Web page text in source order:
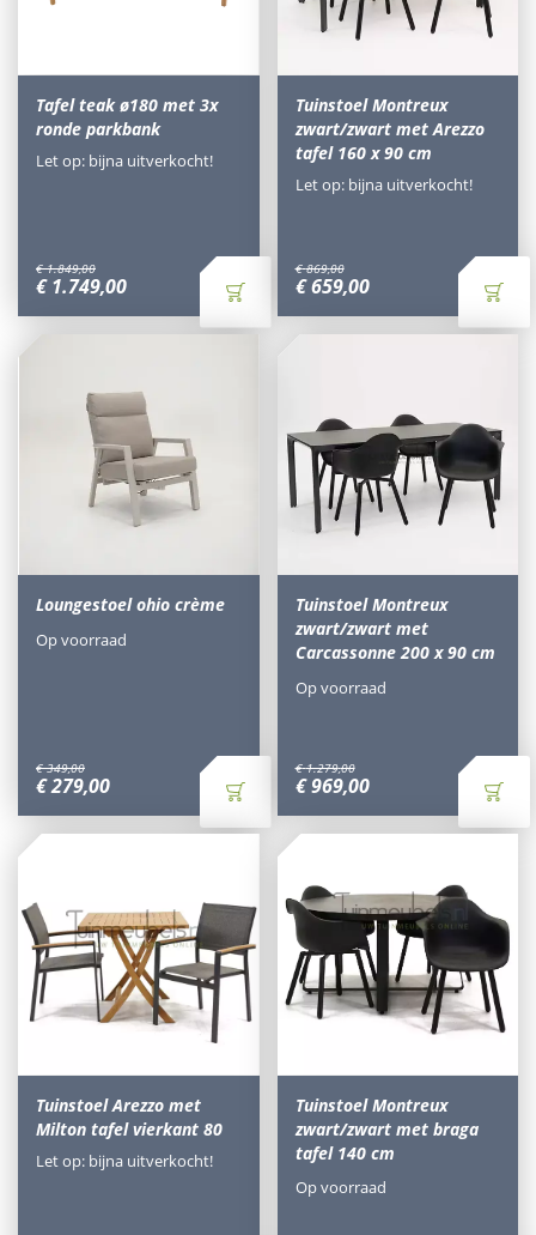
Tafel teak ø180 met 3x
ronde parkbank
€ 1.849,00
€ 1.749,00
Let op: bijna uitverkocht!
Tuinstoel Montreux
zwart/zwart met Arezzo
tafel 160 x 90 cm
€ 869,00
€ 659,00
Let op: bijna uitverkocht!
Loungestoel ohio crème
€ 349,00
€279,00
Op voorraad
Tuinstoel Montreux
zwart/zwart met
Carcassonne 200 x 90 cm
€ 1.279,00
€ 969,00
Op voorraad
Tuinstoel Arezzo met
Milton tafel vierkant 80
Let op: bijna uitverkocht!
Tuinstoel Montreux
zwart/zwart met braga
tafel 140 cm
Op voorraad